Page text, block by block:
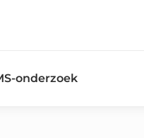
onderzoek